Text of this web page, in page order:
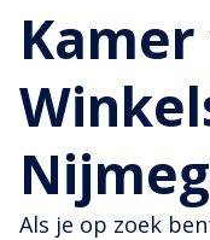
Als je op zoek